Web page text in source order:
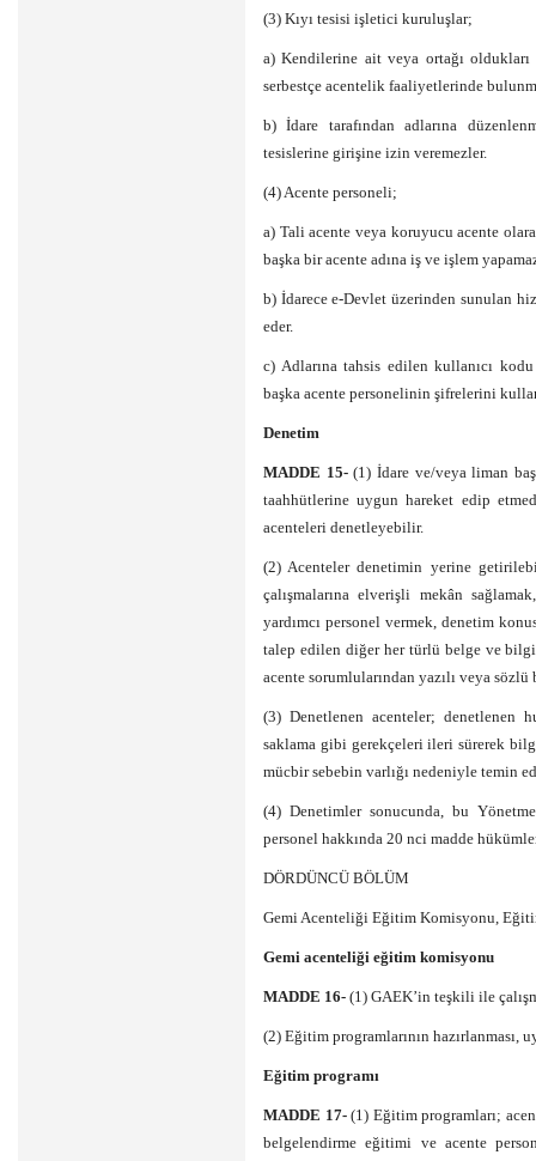
(3) Kıyı tesisi işletici kuruluşlar;
a) Kendilerine ait veya ortağı oldukları
serbestçe acentelik faaliyetlerinde
b) İdare tarafından adlarına
tesislerine girişine izin veremezler.
(4) Acente personeli;
a) Tali acente veya koruyucu acente
başka bir acente adına iş ve işlem
b) İdarece e-Devlet üzerinden sunulan
eder.
c) Adlarına tahsis edilen kullanıcı
başka acente personelinin şifrelerini
Denetim
MADDE 15-(1) İdare ve/veya liman
taahhütlerine uygun hareket edip
acenteleri denetleyebilir.
(2) Acenteler denetimin yerine
çalışmalarına elverişli mekân
yardımcı personel vermek, denetim
talep edilen diğer her türlü belge ve
acente sorumlularından yazılı veya
(3) Denetlenen acenteler; denetlenen
saklama gibi gerekçeleri ileri sürerek
mücbir sebebin varlığı nedeniyle temin
(4) Denetimler sonucunda, bu
personel hakkında 20 nci madde
DÖRDÜNCÜ BÖLÜM
Gemi Acenteliği Eğitim Komisyonu,
Gemi acenteliği eğitim komisyonu
MADDE 16- (1) GAEK’in teşkili ile
(2) Eğitim programlarının hazırlanması,
Eğitim programı
MADDE 17-(1) Eğitim programları;
belgelendirme eğitimi ve acente